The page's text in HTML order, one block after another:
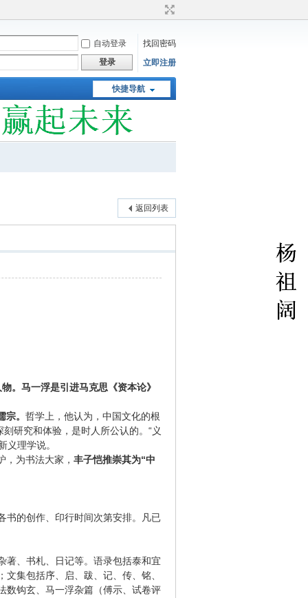
自动登录
找回密码
登录
立即注册
快捷导航
返回列表
。马一浮是引进马克思《资本论》
。 哲学上，他认为，中国文化的根
研究和体验，是时人所公认的。“义
义理学说。
，为书法大家， 丰子恺推崇其为“中
书的创作、印行时间次第安排。凡已
著、书札、日记等。语录包括泰和宜
集包括序、启、跋、记、传、铭、
数钩玄、马一浮杂篇（傅示、试卷评